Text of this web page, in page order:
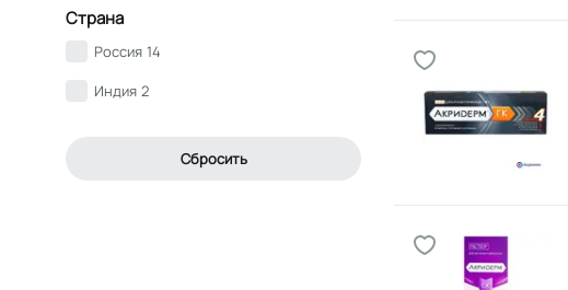
Страна
Россия 14
Индия 2
Сбросить